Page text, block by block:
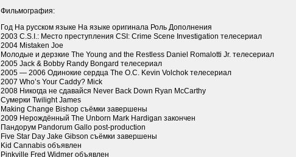
Фильмография:
Год На русском языке На языке оригинала Роль Дополнения
2003 C.S.I.: Место преступления CSI: Crime Scene Investigation телесериал
2004 Mistaken Joe
Молодые и дерзкие The Young and the Restless Daniel Romalotti Jr. телесериал
2005 Jack & Bobby Randy Bongard телесериал
2005 — 2006 Одинокие сердца The O.C. Kevin Volchok телесериал
2007 Who’s Your Caddy? Mick
2008 Никогда не сдавайся Never Back Down Ryan McCarthy
Сумерки Twilight James
Making Change Bishop съёмки завершены
2009 Нерождённый The Unborn Mark Hardigan закончен
Пандорум Pandorum Gallo post-production
Five Star Day Jake Gibson съёмки завершены
Kid Cannabis объявлен
Pinkville Fred Widmer объявлен